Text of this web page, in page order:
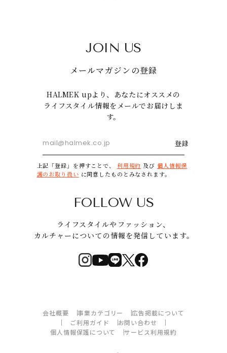
JOIN US
メールマガジンの登録
HALMEK upより、あなたにオススメの
ライフスタイル情報をメールでお届けしま
す。
登録
上記「登録」を押すことで、 利用規約 及び 個人情報保
護のお取り扱い に同意したものとみなされます。
FOLLOW US
ライフスタイルやファッション、
カルチャーについての情報を発信しています。
会社概要 事業カテゴリー
広告掲載について
ご利用ガイド
お問い合わせ
個人情報保護について
サービス利用規約